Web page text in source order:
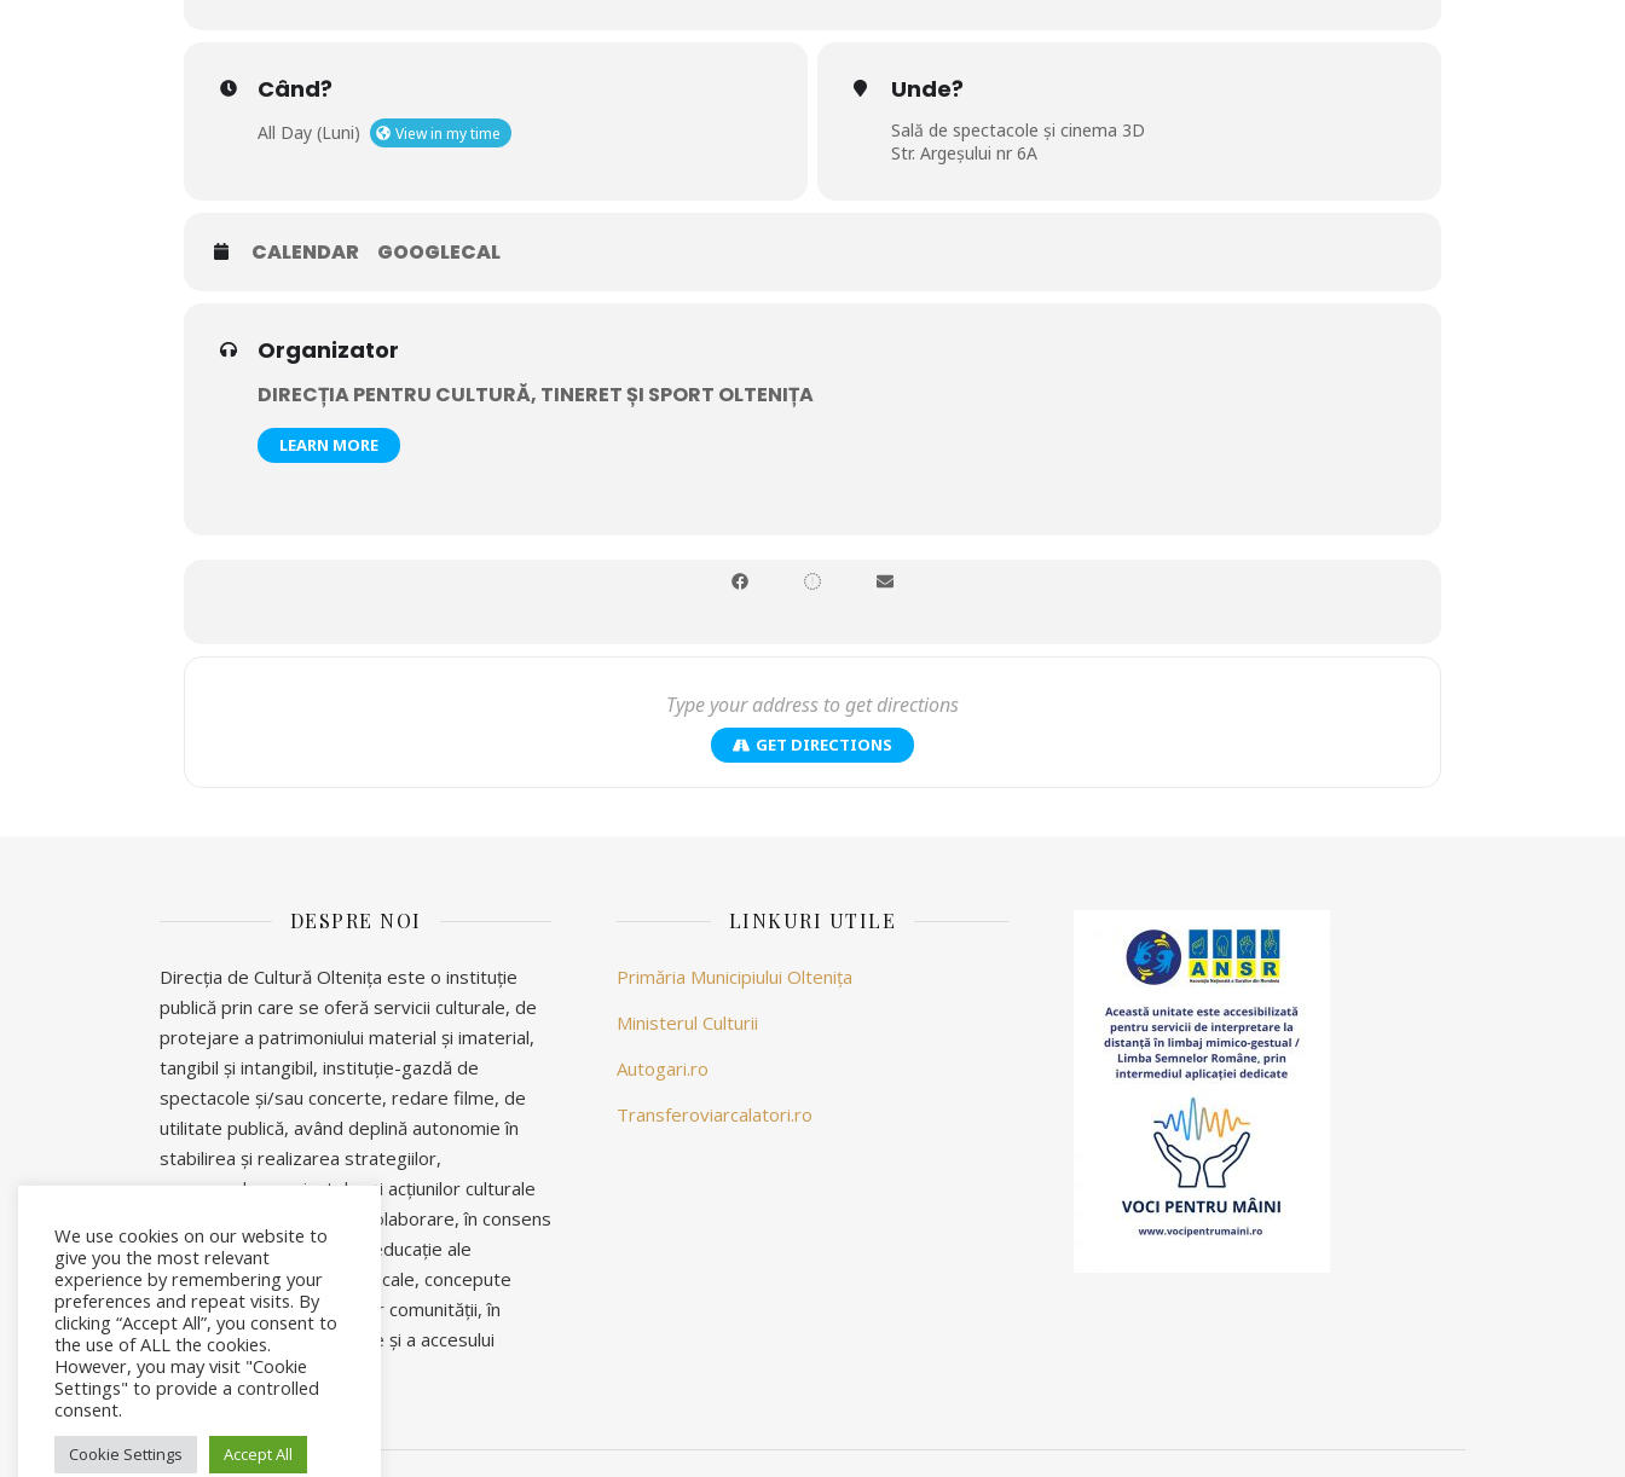
Când?
All Day (Luni) View in my time
Unde?
Sală de spectacole și cinema 3D
Str. Argeșului nr 6A
CALENDAR GOOGLECAL
Organizator
DIRECȚIA PENTRU CULTURĂ, TINERET ȘI SPORT OLTENIȚA
LEARN MORE
GET DIRECTIONS
DESPRE NOI
Direcția de Cultură Oltenița este o instituție
publică prin care se oferă servicii culturale, de
protejare a patrimoniului material și imaterial,
tangibil și intangibil, instituție-gazdă de
spectacole și/sau concerte, redare filme, de
utilitate publică, având deplină autonomie în
stabilirea și realizarea strategiilor,
programelor, proiectelor și acțiunilor culturale
și științifice proprii sau în colaborare, în consens
cu politicile culturale și de educație ale
autorităților centrale sau locale, concepute
pentru a răspunde nevoilor comunității, în
asigurarea coeziunii sociale și a accesului
comunitar la informație.
LINKURI UTILE
Primăria Municipiului Oltenița
Ministerul Culturii
Autogari.ro
Transferoviarcalatori.ro
We use cookies on our website to
give you the most relevant
experience by remembering your
preferences and repeat visits. By
clicking “Accept All”, you consent to
the use of ALL the cookies.
However, you may visit "Cookie
Settings" to provide a controlled
consent.
Cookie Settings Accept All